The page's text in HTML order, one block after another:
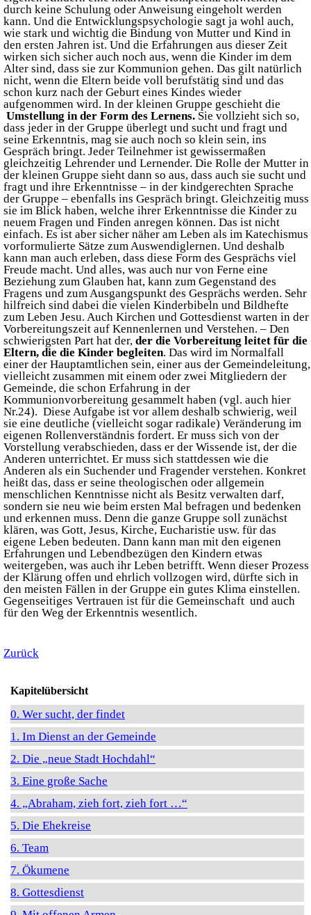
durch keine Schulung oder Anweisung eingeholt werden
kann. Und die Entwicklungspsychologie sagt ja wohl auch,
wie stark und wichtig die Bindung von Mutter und Kind in
den ersten Jahren ist. Und die Erfahrungen aus dieser Zeit
wirken sich sicher auch noch aus, wenn die Kinder im dem
Alter sind, dass sie zur Kommunion gehen. Das gilt natürlich
nicht, wenn die Eltern beide voll berufstätig sind und das
schon kurz nach der Geburt eines Kindes wieder
aufgenommen wird. In der kleinen Gruppe geschieht die
Umstellung in der Form des Lernens. Sie vollzieht sich so,
dass jeder in der Gruppe überlegt und sucht und fragt und
seine Erkenntnis, mag sie auch noch so klein sein, ins
Gespräch bringt. Jeder Teilnehmer ist gewissermaßen
gleichzeitig Lehrender und Lernender. Die Rolle der Mutter in
der kleinen Gruppe sieht dann so aus, dass auch sie sucht und
fragt und ihre Erkenntnisse – in der kindgerechten Sprache
der Gruppe – ebenfalls ins Gespräch bringt. Gleichzeitig muss
sie im Blick haben, welche ihrer Erkenntnisse die Kinder zu
neuem Fragen und Finden anregen können. Das ist nicht
einfach. Es ist aber sicher näher am Leben als im Katechismus
vorformulierte Sätze zum Auswendiglernen. Und deshalb
kann man auch erleben, dass diese Form des Gesprächs viel
Freude macht. Und alles, was auch nur von Ferne eine
Beziehung zum Glauben hat, kann zum Gegenstand des
Fragens und zum Ausgangspunkt des Gesprächs werden. Sehr
hilfreich sind dabei die vielen Kinderbibeln und Bildhefte
zum Leben Jesu. Auch Kirchen und Gottesdienst warten in der
Vorbereitungszeit auf Kennenlernen und Verstehen. – Den
schwierigsten Part hat der, der die Vorbereitung leitet für die
Eltern, die die Kinder begleiten. Das wird im Normalfall
einer der Hauptamtlichen sein, einer aus der Gemeindeleitung,
vielleicht zusammen mit einem oder zwei Mitgliedern der
Gemeinde, die schon Erfahrung in der
Kommunionvorbereitung gesammelt haben (vgl. auch hier
Nr.24). Diese Aufgabe ist vor allem deshalb schwierig, weil
sie eine deutliche (vielleicht sogar radikale) Veränderung im
eigenen Rollenverständnis fordert. Er muss sich von der
Vorstellung verabschieden, dass er der Wissende ist, der die
Anderen unterrichtet. Er muss sich stattdessen wie die
Anderen als ein Suchender und Fragender verstehen. Konkret
heißt das, dass er seine theologischen oder allgemein
menschlichen Kenntnisse nicht als Besitz verwalten darf,
sondern sie neu wie beim ersten Mal befragen und bedenken
und erkennen muss. Denn die ganze Gruppe soll zunächst
klären, was Gott, Jesus, Kirche, Eucharistie usw. für das
eigene Leben bedeuten. Dann kann man mit den eigenen
Erfahrungen und Lebendbezügen den Kindern etwas
weitergeben, was auch ihr Leben betrifft. Wenn dieser Prozess
der Klärung offen und ehrlich vollzogen wird, dürfte sich in
den meisten Fällen in der Gruppe ein gutes Klima einstellen.
Gegenseitiges Vertrauen ist für die Gemeinschaft und auch
für den Weg der Erkenntnis wesentlich.
Zurück
Kapitelübersicht
0. Wer sucht, der findet
1. Im Dienst an der Gemeinde
2. Die „neue Stadt Hochdahl“
3. Eine große Sache
4. „Abraham, zieh fort, zieh fort …“
5. Die Ehekreise
6. Team
7. Ökumene
8. Gottesdienst